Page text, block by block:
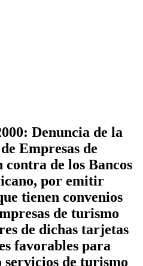
Denuncia de la
Empresas de
de los Bancos
por emitir
tienen convenios
de turismo
de dichas tarjetas
favorables para
de turismo